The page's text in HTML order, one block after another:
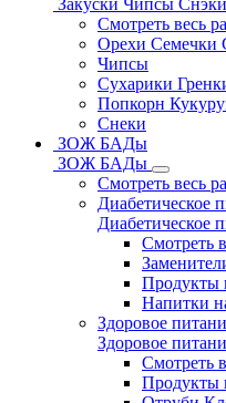
Закуски Чипсы Снэки
Смотреть весь
Орехи Семечки
Чипсы
Сухарики
Попкорн
Снеки
ЗОЖ БАДы
ЗОЖ БАДы
Смотреть весь
Диабетическое
Диабетическое
Смотреть
Продукты
Напитки
Здоровое
Здоровое
Смотреть
Продукты